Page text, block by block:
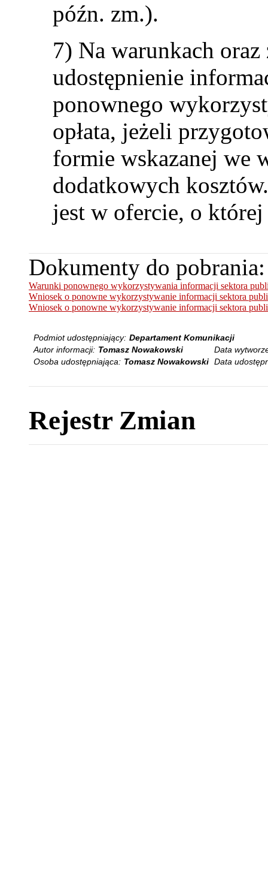
późn. zm.).
7) Na warunkach
udostępnienie
ponownego
opłata, jeżeli
formie wskazanej we
dodatkowych
jest w ofercie, o
Dokumenty do pobrania:
Warunki ponownego wykorzystywania informacji sektora
Wniosek o ponowne wykorzystywanie informacji sektora
Wniosek o ponowne wykorzystywanie informacji sektora
Podmiot udostępniający: Departament Komunikacji
Autor informacji: Tomasz Nowakowski
Data
Osoba udostępniająca: Tomasz Nowakowski Data
Rejestr Zmian